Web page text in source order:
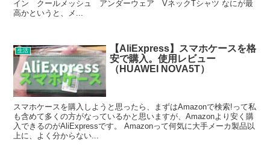
イン クールメッシュ アンダーウェア VネックTシャツ なにが最
高かというと、メ...
生活
【AliExpress】スマホケースを格
安で購入。使用レビュー
（HUAWEI NOVA5T）
スマホケースを購入しようと思ったら、まずはAmazonで検索!って私
も含めて多くの方がなっているかと思いますが、Amazonより安く購
入できるのがAliExpressです。 Amazonって何気に大手メーカ製品以
上に、よく分からない...